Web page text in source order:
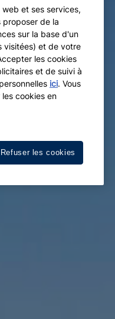
et ses services,
proposer de la
sur la base d'un
visitées) et de votre
les cookies
et de suivi à
ici. Vous
cookies en
Refuser les cookies